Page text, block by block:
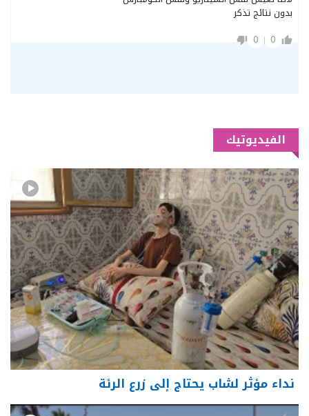
بدون نتائج تذكر
0
0
الفيديوتيك
نداء مؤثر لشاب يحتاج إلى زرع الرئة